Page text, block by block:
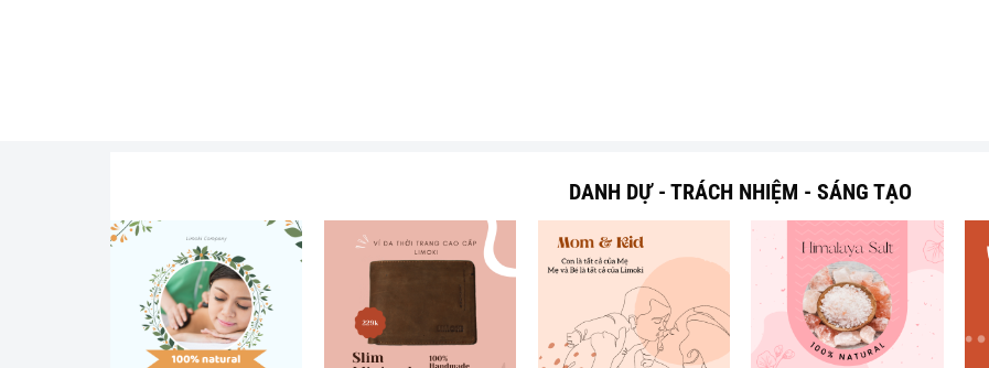
DANH DỰ - TRÁCH NHIỆM - SÁNG TẠO